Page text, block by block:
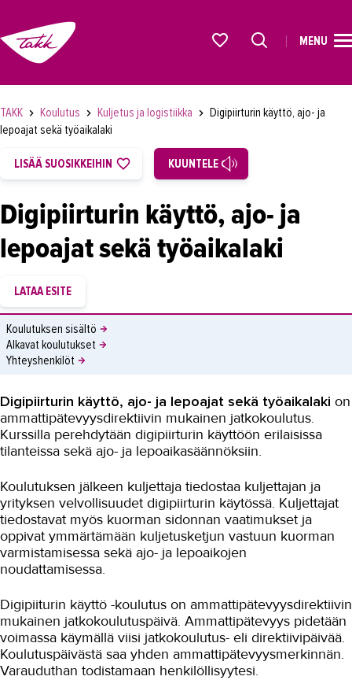
OPISKELIJAKSI
YRITYKSILLE
AJANKOHTAISTA
YHTEYSTIEDOT
IN ENGLISH
MENU
TAKK Koulutus Kuljetus ja logistiikka
Digipiirturin käyttö, ajo- ja
lepoajat sekä työaikalaki
LISÄÄ SUOSIKKEIHIN KUUNTELE
Digipiirturin käyttö, ajo- ja
lepoajat sekä työaikalaki
Koulutuksen sisältö
Alkavat koulutukset
Yhteyshenkilöt
Digipiirturin käyttö, ajo- ja lepoajat sekä työaikalaki on
ammattipätevyysdirektiivin mukainen jatkokoulutus.
Kurssilla perehdytään digipiirturin käyttöön erilaisissa
tilanteissa sekä ajo- ja lepoaikasäännöksiin.
Koulutuksen jälkeen kuljettaja tiedostaa kuljettajan ja
yrityksen velvollisuudet digipiirturin käytössä. Kuljettajat
tiedostavat myös kuorman sidonnan vaatimukset ja
oppivat ymmärtämään kuljetusketjun vastuun kuorman
varmistamisessa sekä ajo- ja lepoaikojen
noudattamisessa.
Digipiiturin käyttö -koulutus on ammattipätevyysdirektiivin
mukainen jatkokoulutuspäivä. Ammattipätevyys pidetään
voimassa käymällä viisi jatkokoulutus- eli direktiivipäivää.
Koulutuspäivästä saa yhden ammattipätevyysmerkinnän.
Varauduthan todistamaan henkilöllisyytesi.